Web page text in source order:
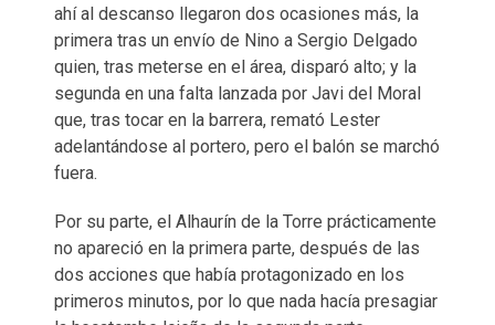
ahí al descanso llegaron dos ocasiones más, la
primera tras un envío de Nino a Sergio Delgado
quien, tras meterse en el área, disparó alto; y la
segunda en una falta lanzada por Javi del Moral
que, tras tocar en la barrera, remató Lester
adelantándose al portero, pero el balón se marchó
fuera.
Por su parte, el Alhaurín de la Torre prácticamente
no apareció en la primera parte, después de las
dos acciones que había protagonizado en los
primeros minutos, por lo que nada hacía presagiar